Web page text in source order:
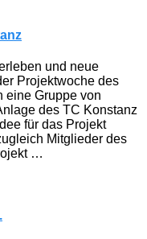
und neue
Projektwoche des
eine Gruppe von
des TC Konstanz
für das Projekt
Mitglieder des
…